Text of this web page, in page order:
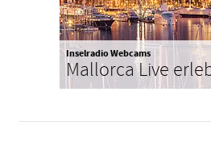
Inselradio Webcams
Mallorca Live